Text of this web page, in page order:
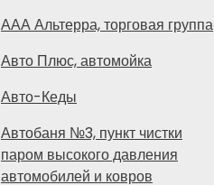
ААА Альтерра, торговая группа
Авто Плюс, автомойка
Авто-Кеды
Автобаня №3, пункт чистки
паром высокого давления
автомобилей и ковров